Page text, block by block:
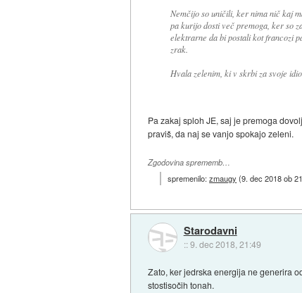
Nemčijo so uničili, ker nima nič kaj
pa kurijo dosti več premoga, ker so
elektrarne da bi postali kot francozi
zrak.
Hvala zelenim, ki v skrbi za svoje
Pa zakaj sploh JE, saj je premoga
praviš, da naj se vanjo spokajo zeleni.
Zgodovina sprememb…
spremenilo:zmaugy (9. dec 2018 ob
Starodavni
::9. dec 2018, 21:49
Zato, ker jedrska energija ne generira
stostisočih tonah.